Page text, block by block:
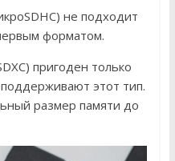
не подходит
форматом.
пригоден только
этот тип.
размер памяти до